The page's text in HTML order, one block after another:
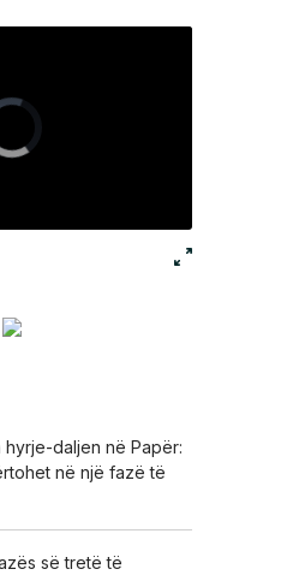
hyrje-daljen në Papër:
në një fazë të
së tretë të